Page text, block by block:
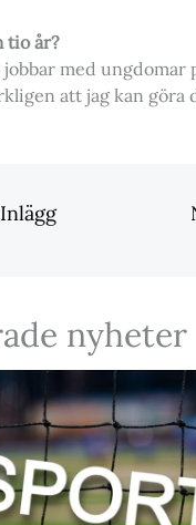
tio år?
med ungdomar
att jag kan göra
nyheter